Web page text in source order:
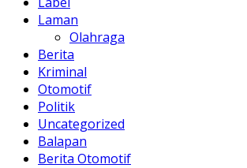
Laman
Olahraga
Berita
Kriminal
Otomotif
Politik
Uncategorized
Balapan
Berita Otomotif